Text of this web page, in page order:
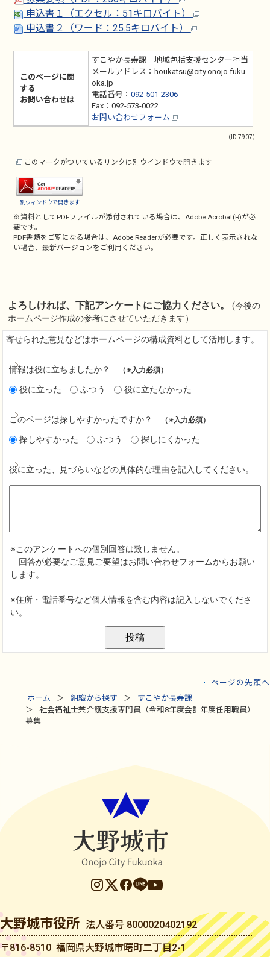
申込書１（エクセル：51キロバイト）
申込書２（ワード：25.5キロバイト）
このページに関
する
お問い合わせは
すこやか長寿課 地域包括支援センター担当
メールアドレス：houkatsu@city.onojo.fuku
oka.jp
電話番号： 092-501-2306
Fax：092-573-0022
お問い合わせフォーム
（ID:7907）
このマークがついているリンクは別ウインドウで開きます
別ウィンドウで開きます
※資料としてPDFファイルが添付されている場合は、Adobe Acrobat(R)が必
要です。
PDF書類をご覧になる場合は、Adobe Readerが必要です。正しく表示されな
い場合、最新バージョンをご利用ください。
ページの先頭へ
ホーム
組織から探す
すこやか長寿課
社会福祉士兼介護支援専門員（令和8年度会計年度任用職員）
募集
大野城市役所 法人番号 8000020402192
〒816-8510 福岡県大野城市曙町二丁目2-1